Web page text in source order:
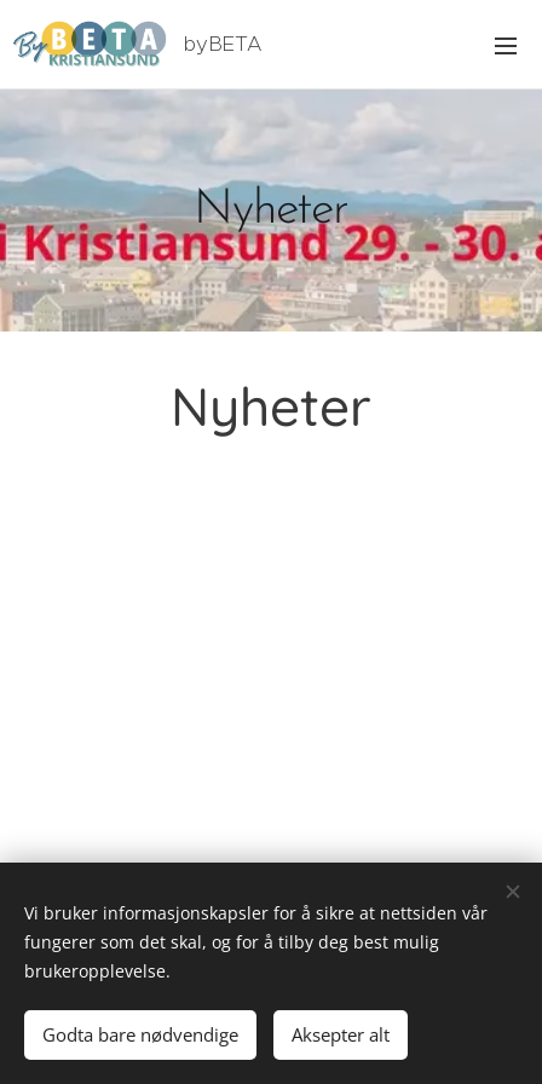
byBETA
Nyheter
Nyheter
© 2022 SENTRUM UTVIKLING AS
Drevet avWebnode Informasjonskapsler
Vi bruker informasjonskapsler for å sikre at nettsiden vår
fungerer som det skal, og for å tilby deg best mulig
brukeropplevelse.
Godta bare nødvendige Aksepter alt